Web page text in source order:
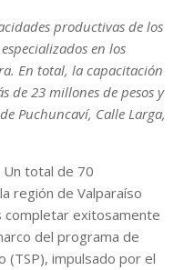
productivas de los
en los
En total, la capacitación
de 23 millones de pesos y
Puchuncaví, Calle Larga,
total de 70
región de Valparaíso
completar exitosamente
del programa de
(TSP), impulsado por el